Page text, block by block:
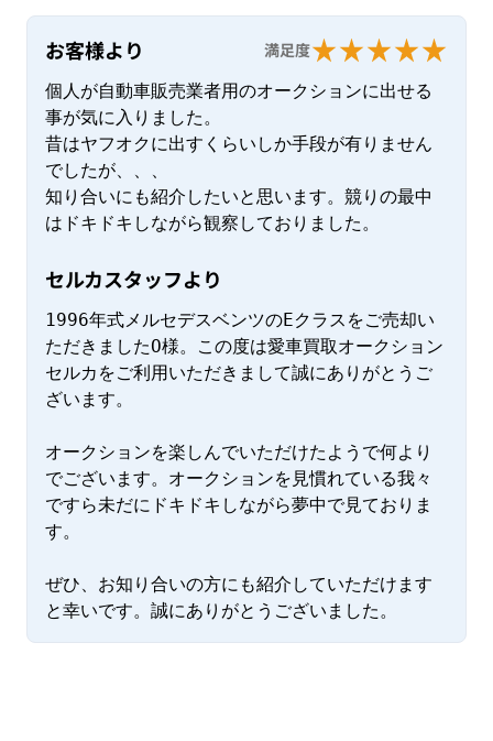
お客様より 満足度
個人が自動車販売業者用のオークションに出せる
事が気に入りました。
昔はヤフオクに出すくらいしか手段が有りません
でしたが、、、
知り合いにも紹介したいと思います。競りの最中
はドキドキしながら観察しておりました。
セルカスタッフより
1996年式メルセデスベンツのEクラスをご売却い
ただきましたO様。この度は愛車買取オークション
セルカをご利用いただきまして誠にありがとうご
ざいます。
オークションを楽しんでいただけたようで何より
でございます。オークションを見慣れている我々
ですら未だにドキドキしながら夢中で見ておりま
す。
ぜひ、お知り合いの方にも紹介していただけます
と幸いです。誠にありがとうございました。